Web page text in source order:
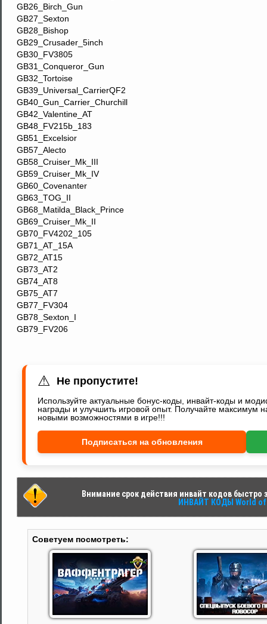
GB26_Birch_Gun
GB27_Sexton
GB28_Bishop
GB29_Crusader_5inch
GB30_FV3805
GB31_Conqueror_Gun
GB32_Tortoise
GB39_Universal_CarrierQF2
GB40_Gun_Carrier_Churchill
GB42_Valentine_AT
GB48_FV215b_183
GB51_Excelsior
GB57_Alecto
GB58_Cruiser_Mk_III
GB59_Cruiser_Mk_IV
GB60_Covenanter
GB63_TOG_II
GB68_Matilda_Black_Prince
GB69_Cruiser_Mk_II
GB70_FV4202_105
GB71_AT_15A
GB72_AT15
GB73_AT2
GB74_AT8
GB75_AT7
GB77_FV304
GB78_Sexton_I
GB79_FV206
⚠ Не пропустите!
Используйте актуальные бонус-коды, инвайт-коды и
награды и улучшить игровой опыт. Получайте максимум
новыми возможностями в игре!!!
Подписаться на обновления
Внимание срок действия инвайт кодов быстро
ИНВАЙТ КОДЫ World
Советуем посмотреть: